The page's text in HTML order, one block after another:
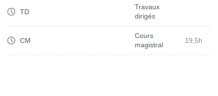
TD
Travaux
dirigés
CM
Cours
magistral
19,5h